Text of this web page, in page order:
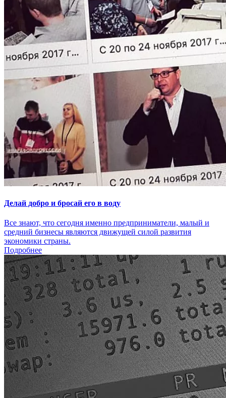
Делай добро и бросай его в воду
Все знают, что сегодня именно предприниматели, малый и
средний бизнесы являются движущей силой развития
экономики страны.
Подробнее